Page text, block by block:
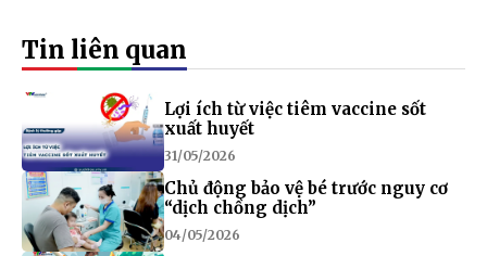
Tin liên quan
Lợi ích từ việc tiêm vaccine sốt
xuất huyết
31/05/2026
Chủ động bảo vệ bé trước nguy cơ
“dịch chồng dịch”
04/05/2026